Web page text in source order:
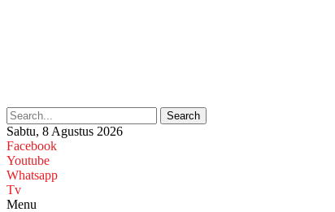
Search
Sabtu, 8 Agustus 2026
Facebook
Youtube
Whatsapp
Tv
Menu